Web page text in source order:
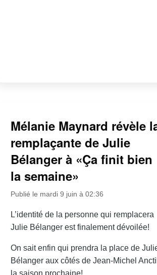
Mélanie Maynard révèle
remplaçante de Julie
Bélanger à «Ça finit bien
la semaine»
Publié le mardi 9 juin à 02:36
L’identité de la personne qui remplacera
Julie Bélanger est finalement dévoilée!
On sait enfin qui prendra la place de
Bélanger aux côtés de Jean-Michel Anctil